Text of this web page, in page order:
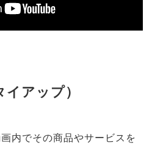
アップ）
内でその商品やサービスを